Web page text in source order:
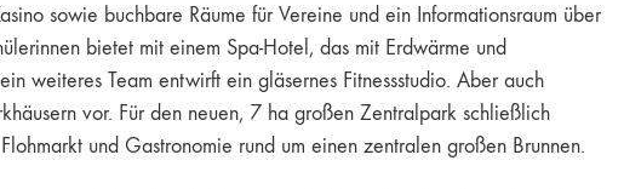
sowie buchbare Räume für Vereine und ein Informationsraum über
bietet mit einem Spa-Hotel, das mit Erdwärme und
weiteres Team entwirft ein gläsernes Fitnessstudio. Aber auch
vor. Für den neuen, 7 ha großen Zentralpark schließlich
und Gastronomie rund um einen zentralen großen Brunnen.